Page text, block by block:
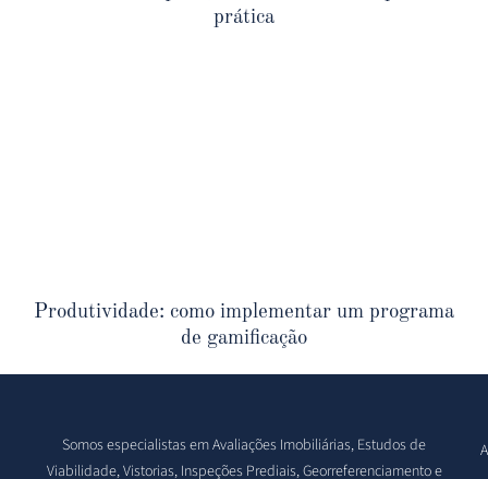
prática
Produtividade: como implementar um programa
de gamificação
Somos especialistas em Avaliações Imobiliárias, Estudos de
Viabilidade, Vistorias, Inspeções Prediais, Georreferenciamento e